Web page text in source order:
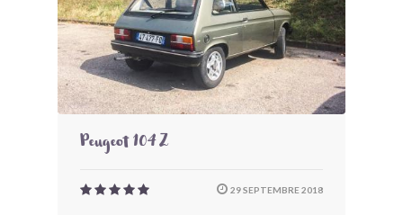
Peugeot 104 Z
29 SEPTEMBRE 2018